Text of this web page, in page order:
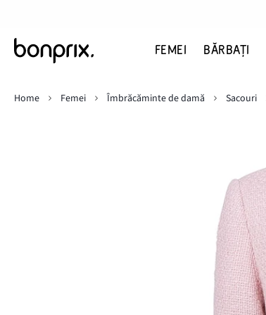
FEMEI BĂRBAŢI
Home
Femei Îmbrăcăminte de damă Sacouri